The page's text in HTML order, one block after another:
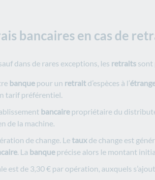
bancaires en cas de
dans de rares exceptions, les retraits sont
banque pour un retrait d’espèces à l’
tarif préférentiel.
bancaire propriétaire du
de la machine.
de change. Letaux de change est
. La banque précise alors le montant
est de 3,30 € par opération, auxquels